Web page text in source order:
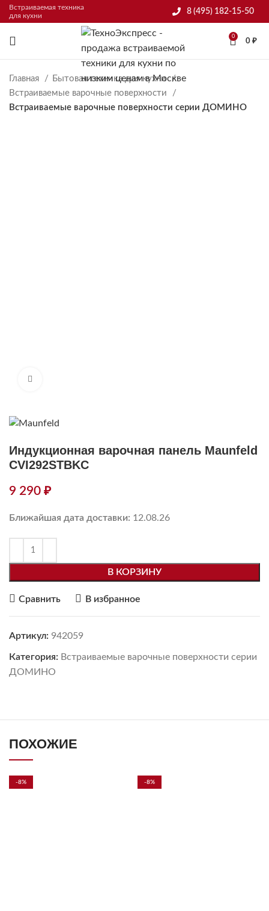
Встраиваемая техника
для кухни
8 (495) 182-15-50
0
0 ₽
Главная
Бытовая техника для кухни
Встраиваемые варочные поверхности
Встраиваемые варочные поверхности серии ДОМИНО
Индукционная варочная панель Maunfeld
CVI292STBKC
9 290 ₽
Ближайшая дата доставки: 12.08.26
В КОРЗИНУ
Сравнить В избранное
Артикул: 942059
Категория: Встраиваемые варочные поверхности серии
ДОМИНО
ПОХОЖИЕ
-8% -8%